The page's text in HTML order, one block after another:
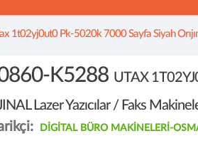
1t02yj0ut0 Pk-5020k 7000 Sayfa Siyah
K5288 UTAX
Lazer Yazıcılar / Faks
DİGİTAL BÜRO MAKİNELERİ-